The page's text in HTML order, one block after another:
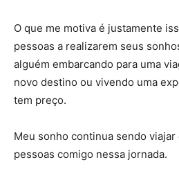
O que me motiva é justamente
pessoas a realizarem seus
alguém embarcando para uma
novo destino ou vivendo uma
tem preço.
Meu sonho continua sendo viajar
pessoas comigo nessa jornada.